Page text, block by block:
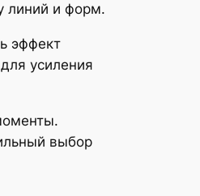
линий и форм.
эффект
усиления
выбор